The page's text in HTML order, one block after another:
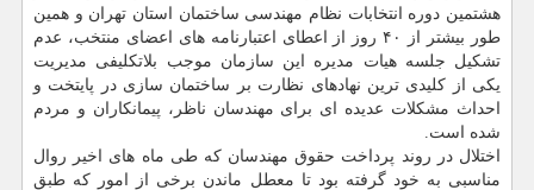
هشتمین دوره انتخابات نظام مهندسی ساختمان استان تهران و همین
طور بیشتر از ۴۰ روز از اعطای اعتبارنامه های اعضای منتخب، عدم
تشكیل جلسه هیات مدیره این سازمان موجب بلاتكلیفی مدیریت
یكی از كلیدی ترین نهادهای نظارت بر ساختمان سازی در پایتخت و
احداث مشكلات عدیده ای برای مهندسان ناظر، پیمانكاران و مردم
شده است.
اختلال در روند پرداخت حقوق مهندسان كه طی ماه های اخیر روال
مناسبی به خود گرفته بود تا معطل ماندن برخی از امور كه طبق